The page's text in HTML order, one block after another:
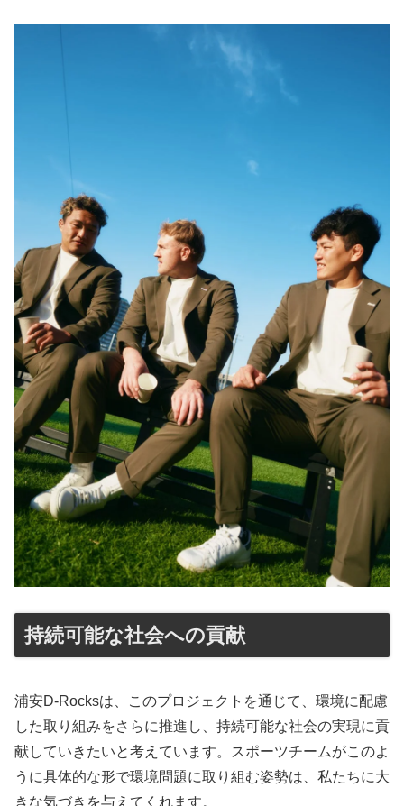
持続可能な社会への貢献
浦安D-Rocksは、このプロジェクトを通じて、環境に配慮
した取り組みをさらに推進し、持続可能な社会の実現に貢
献していきたいと考えています。スポーツチームがこのよ
うに具体的な形で環境問題に取り組む姿勢は、私たちに大
きな気づきを与えてくれます。